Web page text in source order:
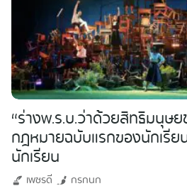
“ร่างพ.ร.บ.ว่าด้วยสิทธิมนุษ
กฎหมายฉบับแรกของนักเรีย
นักเรียน
เพชรดี
กรกนก